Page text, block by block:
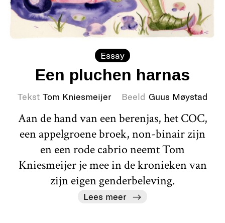
Essay
Een pluchen harnas
Tekst Tom Kniesmeijer Beeld Guus Møystad
Aan de hand van een berenjas, het COC,
een appelgroene broek, non-binair zijn
en een rode cabrio neemt Tom
Kniesmeijer je mee in de kronieken van
zijn eigen genderbeleving.
Lees meer